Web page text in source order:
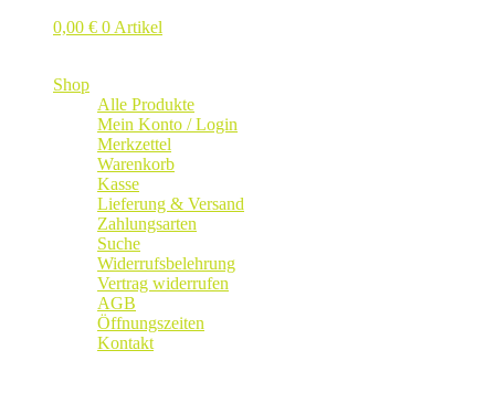
0,00 € 0 Artikel
Shop
Alle Produkte
Mein Konto / Login
Merkzettel
Warenkorb
Kasse
Lieferung & Versand
Zahlungsarten
Suche
Widerrufsbelehrung
Vertrag widerrufen
AGB
Öffnungszeiten
Kontakt